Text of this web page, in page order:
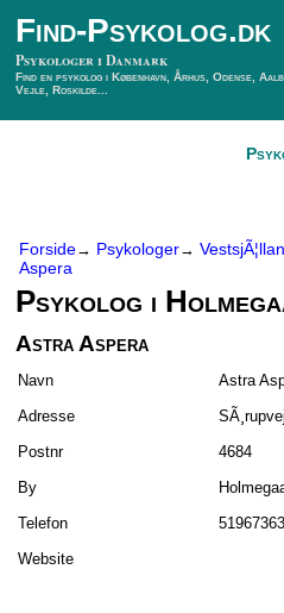
Find-Psykolog.dk
Psykologer i Danmark
Find en psykolog i København, Århus, Odense,
Vejle, Roskilde...
Forside→ Psykologer→
Aspera
Psykolog i
Astra Aspera
Navn
Astra
Adresse
Postnr
4684
By
Telefon
51967363
Website